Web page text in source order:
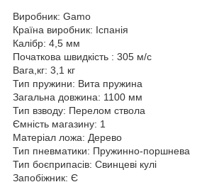
Виробник: Gamo
Країна виробник: Іспанія
Калібр: 4,5 мм
Початкова швидкість : 305 м/с
Вага,кг: 3,1 кг
Тип пружини: Вита пружина
Загальна довжина: 1100 мм
Тип взводу: Перелом ствола
Ємність магазину: 1
Матеріал ложа: Дерево
Тип пневматики: Пружинно-поршнева
Тип боєприпасів: Свинцеві кулі
Запобіжник: Є